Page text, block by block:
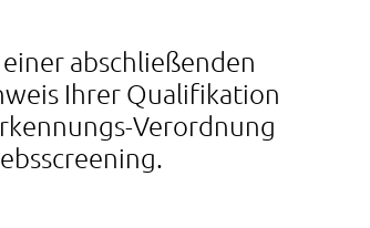
abschließenden
Ihrer Qualifikation
Verordnung